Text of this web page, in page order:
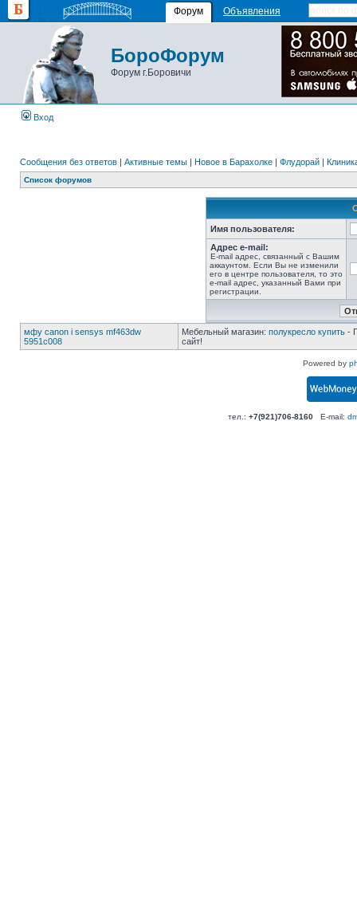
Форум Объявления
БороФорум
Форум г.Боровичи
Вход
Сообщения без ответов | Активные темы | Новое в Барахолке | Флудорай |
Список форумов
Имя пользователя:
Адрес e-mail:
E-mail адрес, связанный с Вашим
аккаунтом. Если Вы не изменили
его в центре пользователя, то это
e-mail адрес, указанный Вами при
регистрации.
мфу canon i sensys mf463dw
5951c008
Мебельный магазин: полукресло купить -
сайт!
Powered by
тел.: +7(921)706-8160E-mail: